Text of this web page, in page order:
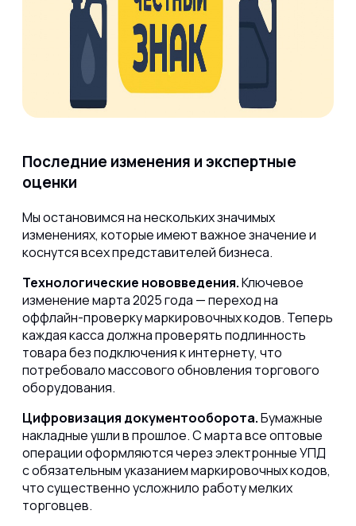
Последние изменения и экспертные
оценки
Мы остановимся на нескольких значимых
изменениях, которые имеют важное значение и
коснутся всех представителей бизнеса.
Технологические нововведения.Ключевое
изменение марта 2025 года — переход на
оффлайн-проверку маркировочных кодов. Теперь
каждая касса должна проверять подлинность
товара без подключения к интернету, что
потребовало массового обновления торгового
оборудования.
Цифровизация документооборота.Бумажные
накладные ушли в прошлое. С марта все оптовые
операции оформляются через электронные УПД
с обязательным указанием маркировочных кодов,
что существенно усложнило работу мелких
торговцев.